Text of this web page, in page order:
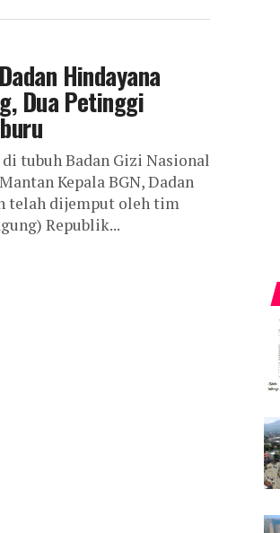
Hindayana
Dua Petinggi
tubuh Badan Gizi Nasional
Kepala BGN, Dadan
telah dijemput oleh tim
Republik...